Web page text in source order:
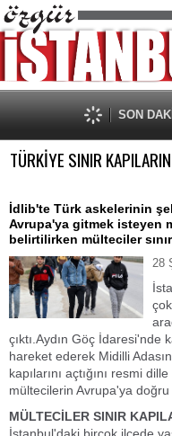
SON
TÜRKİYE SINIR
İdlib'te Türk askelerinin
Avrupa'ya gitmek isteyen
belirtilirken mülteciler
28
çıktı.Aydın Göç İdaresi'nde
hareket ederek Midilli
kapılarını açtığını resmi
mültecilerin Avrupa'ya doğru
MÜLTECİLER SINIR